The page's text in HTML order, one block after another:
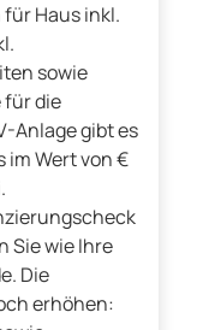
Haus inkl.
sowie
für die
Anlage gibt es
im Wert von €
Sie wie Ihre
Die
erhöhen: